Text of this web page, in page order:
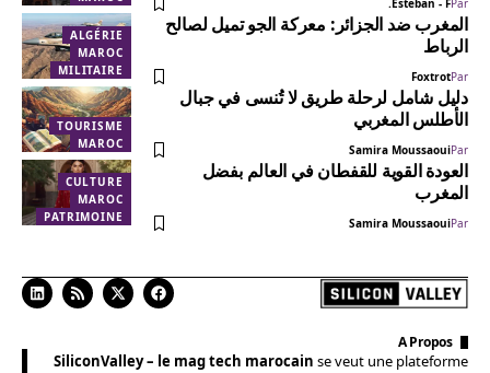
ALGÉRIE
MAROC
MILITAIRE
المغرب ضد الجزائر: معركة الجو تميل لصالح
الرباط
Par
Foxtrot
TOURISME
MAROC
دليل شامل لرحلة طريق لا تُنسى في جبال
الأطلس المغربي
Par
Samira Moussaoui
CULTURE
MAROC
PATRIMOINE
العودة القوية للقفطان في العالم بفضل
المغرب
Par
Samira Moussaoui
A Propos
SiliconValley – le mag tech marocain se veut une plateforme